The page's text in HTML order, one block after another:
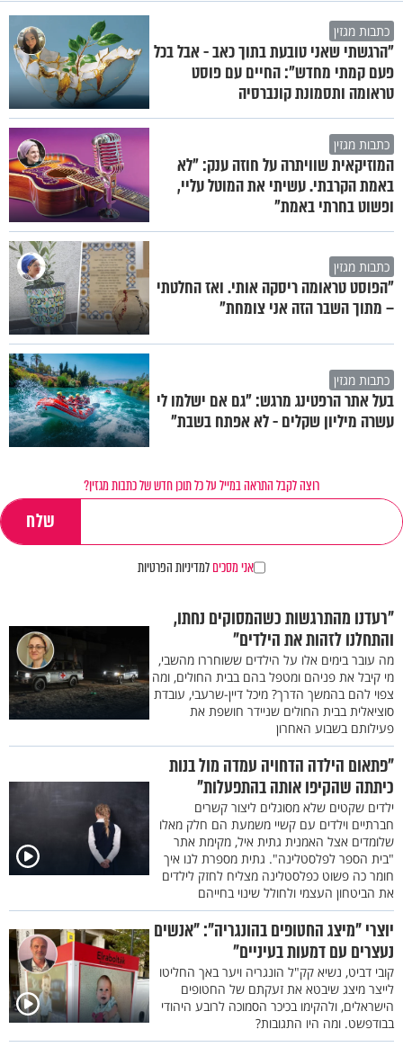
כתבות מגזין
"הרגשתי שאני טובעת בתוך כאב - אבל בכל
פעם קמתי מחדש": החיים עם פוסט
טראומה ותסמונת קונברסיה
כתבות מגזין
המוזיקאית שוויתרה על חוזה ענק: "לא
באמת הקרבתי. עשיתי את המוטל עליי,
ופשוט בחרתי באמת"
כתבות מגזין
"הפוסט טראומה ריסקה אותי. ואז החלטתי
– מתוך השבר הזה אני צומחת"
כתבות מגזין
בעל אתר הרפטינג מרגש: "גם אם ישלמו לי
עשרה מיליון שקלים - לא אפתח בשבת"
רוצה לקבל התראה במייל על כל תוכן חדש של כתבות מגזין?
אני מסכיםלמדיניות הפרטיות
"רעדנו מהתרגשות כשהמסוקים נחתו,
והתחלנו לזהות את הילדים"
מה עובר בימים אלו על הילדים ששוחררו מהשבי,
מי קיבל את פניהם ומטפל בהם בבית החולים, ומה
צפוי להם בהמשך הדרך? מיכל דיין-שרעבי, עובדת
סוציאלית בבית החולים שניידר חושפת את
פעילותם בשבוע האחרון
"פתאום הילדה הדחויה עמדה מול בנות
כיתתה שהקיפו אותה בהתפעלות"
ילדים שקטים שלא מסוגלים ליצור קשרים
חברתיים וילדים עם קשיי משמעת הם חלק מאלו
שלומדים אצל האמנית גתית איל, מקימת אתר
"בית הספר לפלסטלינה". גתית מספרת לנו איך
חומר כה פשוט כפלסטלינה מצליח לחזק לילדים
את הביטחון העצמי ולחולל שינוי בחייהם
יוצרי "מיצג החטופים בהונגריה": "אנשים
נעצרים עם דמעות בעיניים"
קובי דביט, נשיא קק"ל הונגריה ויער באך החליטו
לייצר מיצג שיבטא את זעקתם של החטופים
הישראלים, ולהקימו בכיכר הסמוכה לרובע היהודי
בבודפשט. ומה היו התגובות?